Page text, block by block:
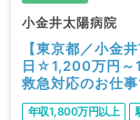
小金井太陽病院
【東京都／小金
日☆1,200万円～
救急対応のお仕
勤）
年収1,800万円以上